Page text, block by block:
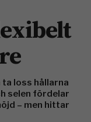
loss hållarna
selen fördelar
– men hittar